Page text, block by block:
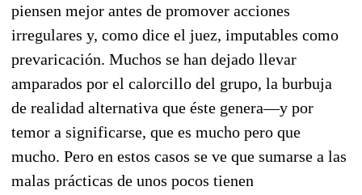
piensen mejor antes de promover acciones
irregulares y, como dice el juez, imputables como
prevaricación. Muchos se han dejado llevar
amparados por el calorcillo del grupo, la burbuja
de realidad alternativa que éste genera—y por
temor a significarse, que es mucho pero que
mucho. Pero en estos casos se ve que sumarse a las
malas prácticas de unos pocos tienen